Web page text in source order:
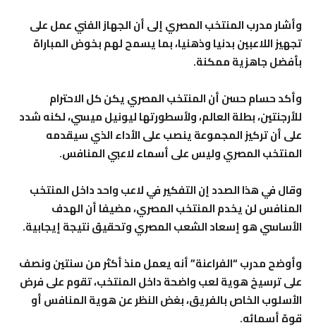
وأشار مدرب المنتخب المصري إلى أن الجهاز الفني عمل على
تجهيز اللاعبين بدنيا وذهنيا، بما يسمح لهم بخوض المباراة
بأفضل جاهزية ممكنة.
وأكد حسام حسن أن المنتخب المصري يكن كل الاحترام
للأرجنتين، بطلة العالم، ولأسطورتها ليونيل ميسي، لكنه شدد
على أن تركيز المجموعة ينصب على الأداء الذي سيقدمه
المنتخب المصري وليس على أسماء لاعبي المنافس.
وقال في هذا الصدد إن التفكير في لاعب واحد داخل المنتخب
المنافس لن يخدم المنتخب المصري، مضيفا أن الهدف
الأساسي هو إسعاد الشعب المصري وتحقيق نتيجة إيجابية.
وأوضح مدرب “الفراعنة” أنه يعمل منذ أكثر من سنتين ونصف
على ترسيخ هوية لعب واضحة داخل المنتخب، تقوم على فرض
الأسلوب الخاص بالفريق، بغض النظر عن هوية المنافس أو
قوة أسمائه.